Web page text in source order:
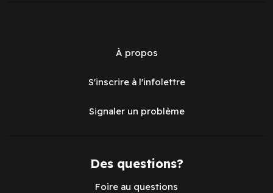
À propos
S'inscrire à l'infolettre
Signaler un problème
Des questions?
Foire au questions